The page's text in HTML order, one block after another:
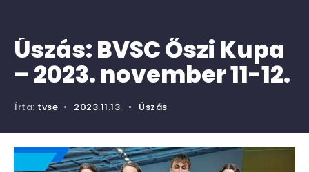
Úszás: BVSC Őszi Kupa
– 2023. november 11-12.
Írta: tvse • 2023.11.13. • Úszás